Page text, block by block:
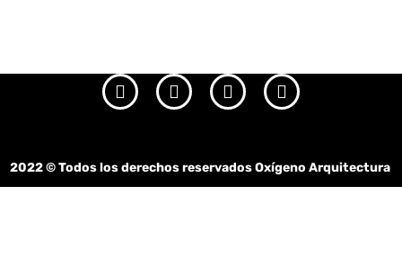
2022© Todos los derechos reservados Oxígeno Arquitectura